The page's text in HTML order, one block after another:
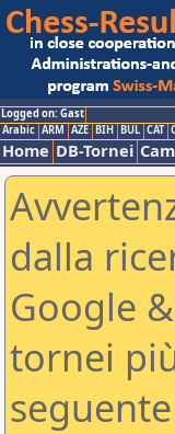
Logged on: Gast
Arabic ARM AZE BIH BUL CAT
Home DB-Tornei
dalla
Google
tornei